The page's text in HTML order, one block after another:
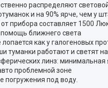
распределяют
и на 90% ярче, чем у
прибора составляет 1500
ближнего света
как у галогеновых
туманки работают и светят
линз:
проблемной зоне
погружения под воду.